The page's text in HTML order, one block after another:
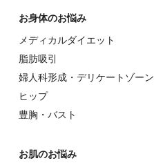
お⾝体のお悩み
メディカルダイエット
脂肪吸引
婦⼈科形成・デリケートゾーン
ヒップ
豊胸・バスト
お肌のお悩み